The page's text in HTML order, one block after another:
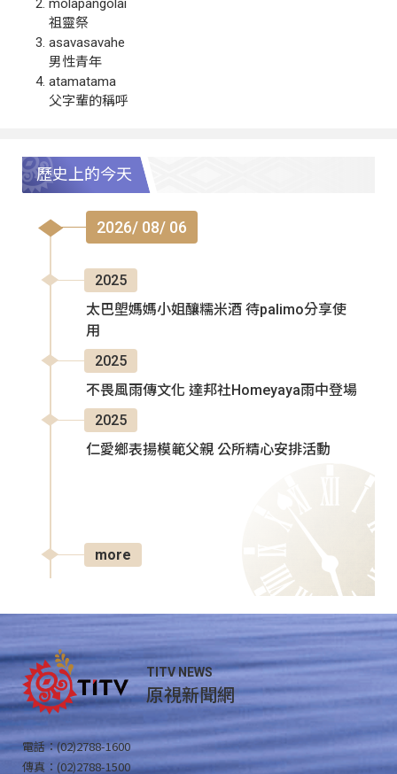
molapangolai
祖靈祭
asavasavahe
男性青年
atamatama
父字輩的稱呼
歷史上的今天
2026/ 08/ 06
2025
太巴塱媽媽小姐釀糯米酒 待palimo分享使
用
2025
不畏風雨傳文化 達邦社Homeyaya雨中登場
2025
仁愛鄉表揚模範父親 公所精心安排活動
more
TITV NEWS
原視新聞網
電話：(02)2788-1600
傳真：(02)2788-1500